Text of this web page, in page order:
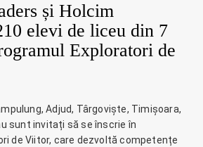
și Holcim
elevi de liceu din 7
Exploratori de
Adjud, Târgoviște, Timișoara,
sunt invitați să se înscrie în
de Viitor, care dezvoltă competențe